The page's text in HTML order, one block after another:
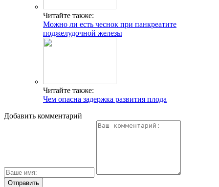
Читайте также:
Можно ли есть чеснок при панкреатите
поджелудочной железы
Читайте также:
Чем опасна задержка развития плода
Добавить комментарий